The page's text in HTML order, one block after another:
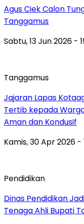
Agus Ciek Calon
Tanggamus
Sabtu, 13 Jun 2026 -
Tanggamus
Jajaran Lapas
Tertib kepada
Aman dan Kondusif
Kamis, 30 Apr 2026 -
Pendidikan
Dinas Pendidikan
Tenaga Ahli Bupati